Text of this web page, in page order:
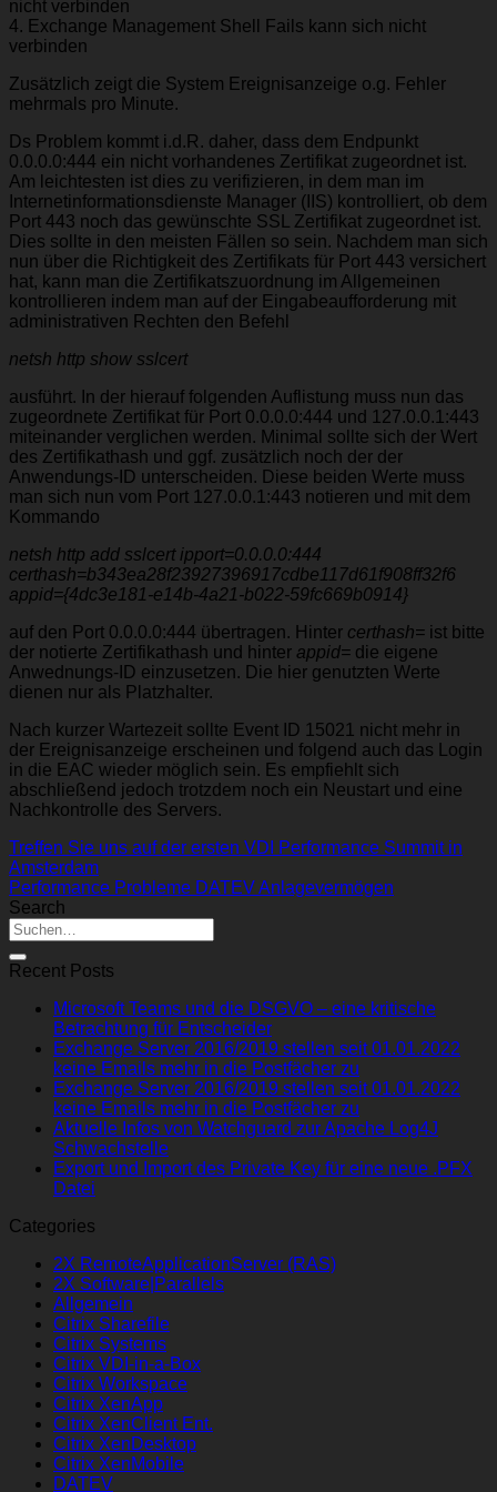
nicht verbinden
4. Exchange Management Shell Fails kann sich nicht
verbinden
Zusätzlich zeigt die System Ereignisanzeige o.g. Fehler
mehrmals pro Minute.
Ds Problem kommt i.d.R. daher, dass dem Endpunkt
0.0.0.0:444 ein nicht vorhandenes Zertifikat zugeordnet ist.
Am leichtesten ist dies zu verifizieren, in dem man im
Internetinformationsdienste Manager (IIS) kontrolliert, ob dem
Port 443 noch das gewünschte SSL Zertifikat zugeordnet ist.
Dies sollte in den meisten Fällen so sein. Nachdem man sich
nun über die Richtigkeit des Zertifikats für Port 443 versichert
hat, kann man die Zertifikatszuordnung im Allgemeinen
kontrollieren indem man auf der Eingabeaufforderung mit
administrativen Rechten den Befehl
netsh http show sslcert
ausführt. In der hierauf folgenden Auflistung muss nun das
zugeordnete Zertifikat für Port 0.0.0.0:444 und 127.0.0.1:443
miteinander verglichen werden. Minimal sollte sich der Wert
des Zertifikathash und ggf. zusätzlich noch der der
Anwendungs-ID unterscheiden. Diese beiden Werte muss
man sich nun vom Port 127.0.0.1:443 notieren und mit dem
Kommando
netsh http add sslcert ipport=0.0.0.0:444
certhash=b343ea28f23927396917cdbe117d61f908ff32f6
appid={4dc3e181-e14b-4a21-b022-59fc669b0914}
auf den Port 0.0.0.0:444 übertragen. Hinter certhash= ist bitte
der notierte Zertifikathash und hinter appid= die eigene
Anwednungs-ID einzusetzen. Die hier genutzten Werte
dienen nur als Platzhalter.
Nach kurzer Wartezeit sollte Event ID 15021 nicht mehr in
der Ereignisanzeige erscheinen und folgend auch das Login
in die EAC wieder möglich sein. Es empfiehlt sich
abschließend jedoch trotzdem noch ein Neustart und eine
Nachkontrolle des Servers.
Treffen Sie uns auf der ersten VDI Performance Summit in
Amsterdam
Performance Probleme DATEV Anlagevermögen
Search
Recent Posts
Microsoft Teams und die DSGVO – eine kritische
Betrachtung für Entscheider
Exchange Server 2016/2019 stellen seit 01.01.2022
keine Emails mehr in die Postfächer zu
Exchange Server 2016/2019 stellen seit 01.01.2022
keine Emails mehr in die Postfächer zu
Aktuelle Infos von Watchguard zur Apache Log4J
Schwachstelle
Export und Import des Private Key für eine neue .PFX
Datei
Categories
2X RemoteApplicationServer (RAS)
2X Software|Parallels
Allgemein
Citrix Sharefile
Citrix Systems
Citrix VDI-in-a-Box
Citrix Workspace
Citrix XenApp
Citrix XenClient Ent.
Citrix XenDesktop
Citrix XenMobile
DATEV